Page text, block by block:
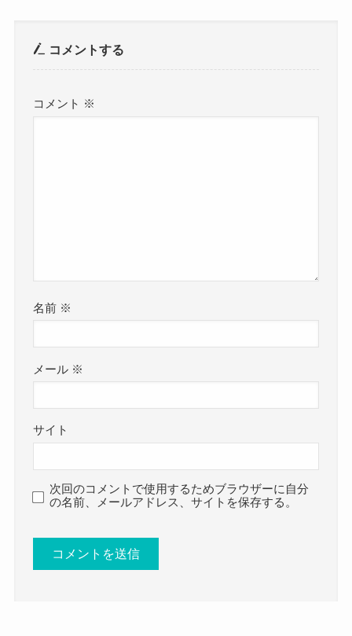
コメントする
コメント ※
名前 ※
メール ※
サイト
次回のコメントで使用するためブラウザーに自分
の名前、メールアドレス、サイトを保存する。